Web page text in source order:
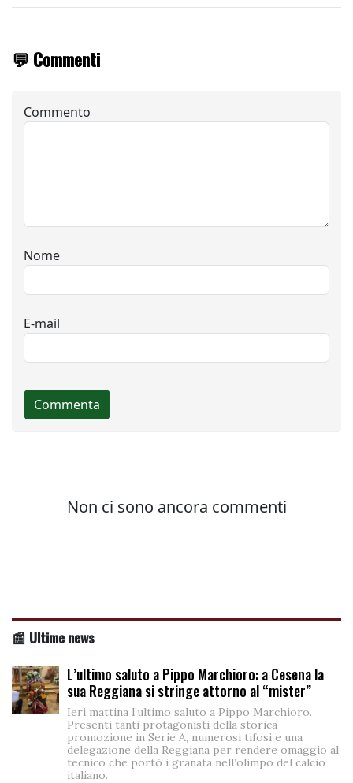
💬 Commenti
📰 Ultime news
L’ultimo saluto a Pippo Marchioro: a Cesena la
sua Reggiana si stringe attorno al “mister”
Ieri mattina l’ultimo saluto a Pippo Marchioro.
Presenti tanti protagonisti della storica
promozione in Serie A, numerosi tifosi e una
delegazione della Reggiana per rendere omaggio al
tecnico che portò i granata nell’olimpo del calcio
italiano.